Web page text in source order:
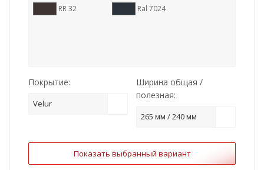
RR 32 Ral 7024
Покрытие:
Velur
Ширина общая /
полезная:
265 мм / 240 мм
Показать выбранный вариант